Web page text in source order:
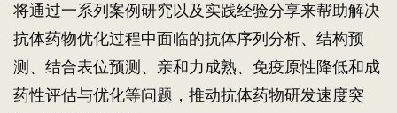
将通过一系列案例研究以及实践经验分享来帮助解决
抗体药物优化过程中面临的抗体序列分析、结构预
测、结合表位预测、亲和力成熟、免疫原性降低和成
药性评估与优化等问题，推动抗体药物研发速度突